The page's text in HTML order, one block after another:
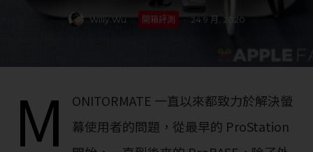
Willy Wu · 開箱評測 · 24 9 月, 2020
M
ONITORMATE 一直以來都致力於解決螢
幕使用者的問題，從最早的 ProStation